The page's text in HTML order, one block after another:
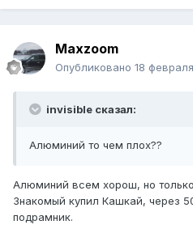
Maxzoom
Опубликовано 18
invisible сказал:
Алюминий то чем плох??
Алюминий всем хорош, но
Знакомый купил Кашкай, через
подрамник.